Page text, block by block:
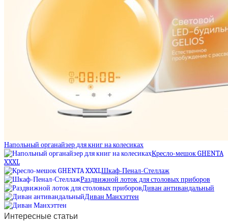
Напольный органайзер для книг на колесиках
Кресло-мешок GHENTA
XXXL
Шкаф-Пенал-Стеллаж
Раздвижной лоток для столовых приборов
Диван антивандальный
Диван Манхэттен
Интересные статьи